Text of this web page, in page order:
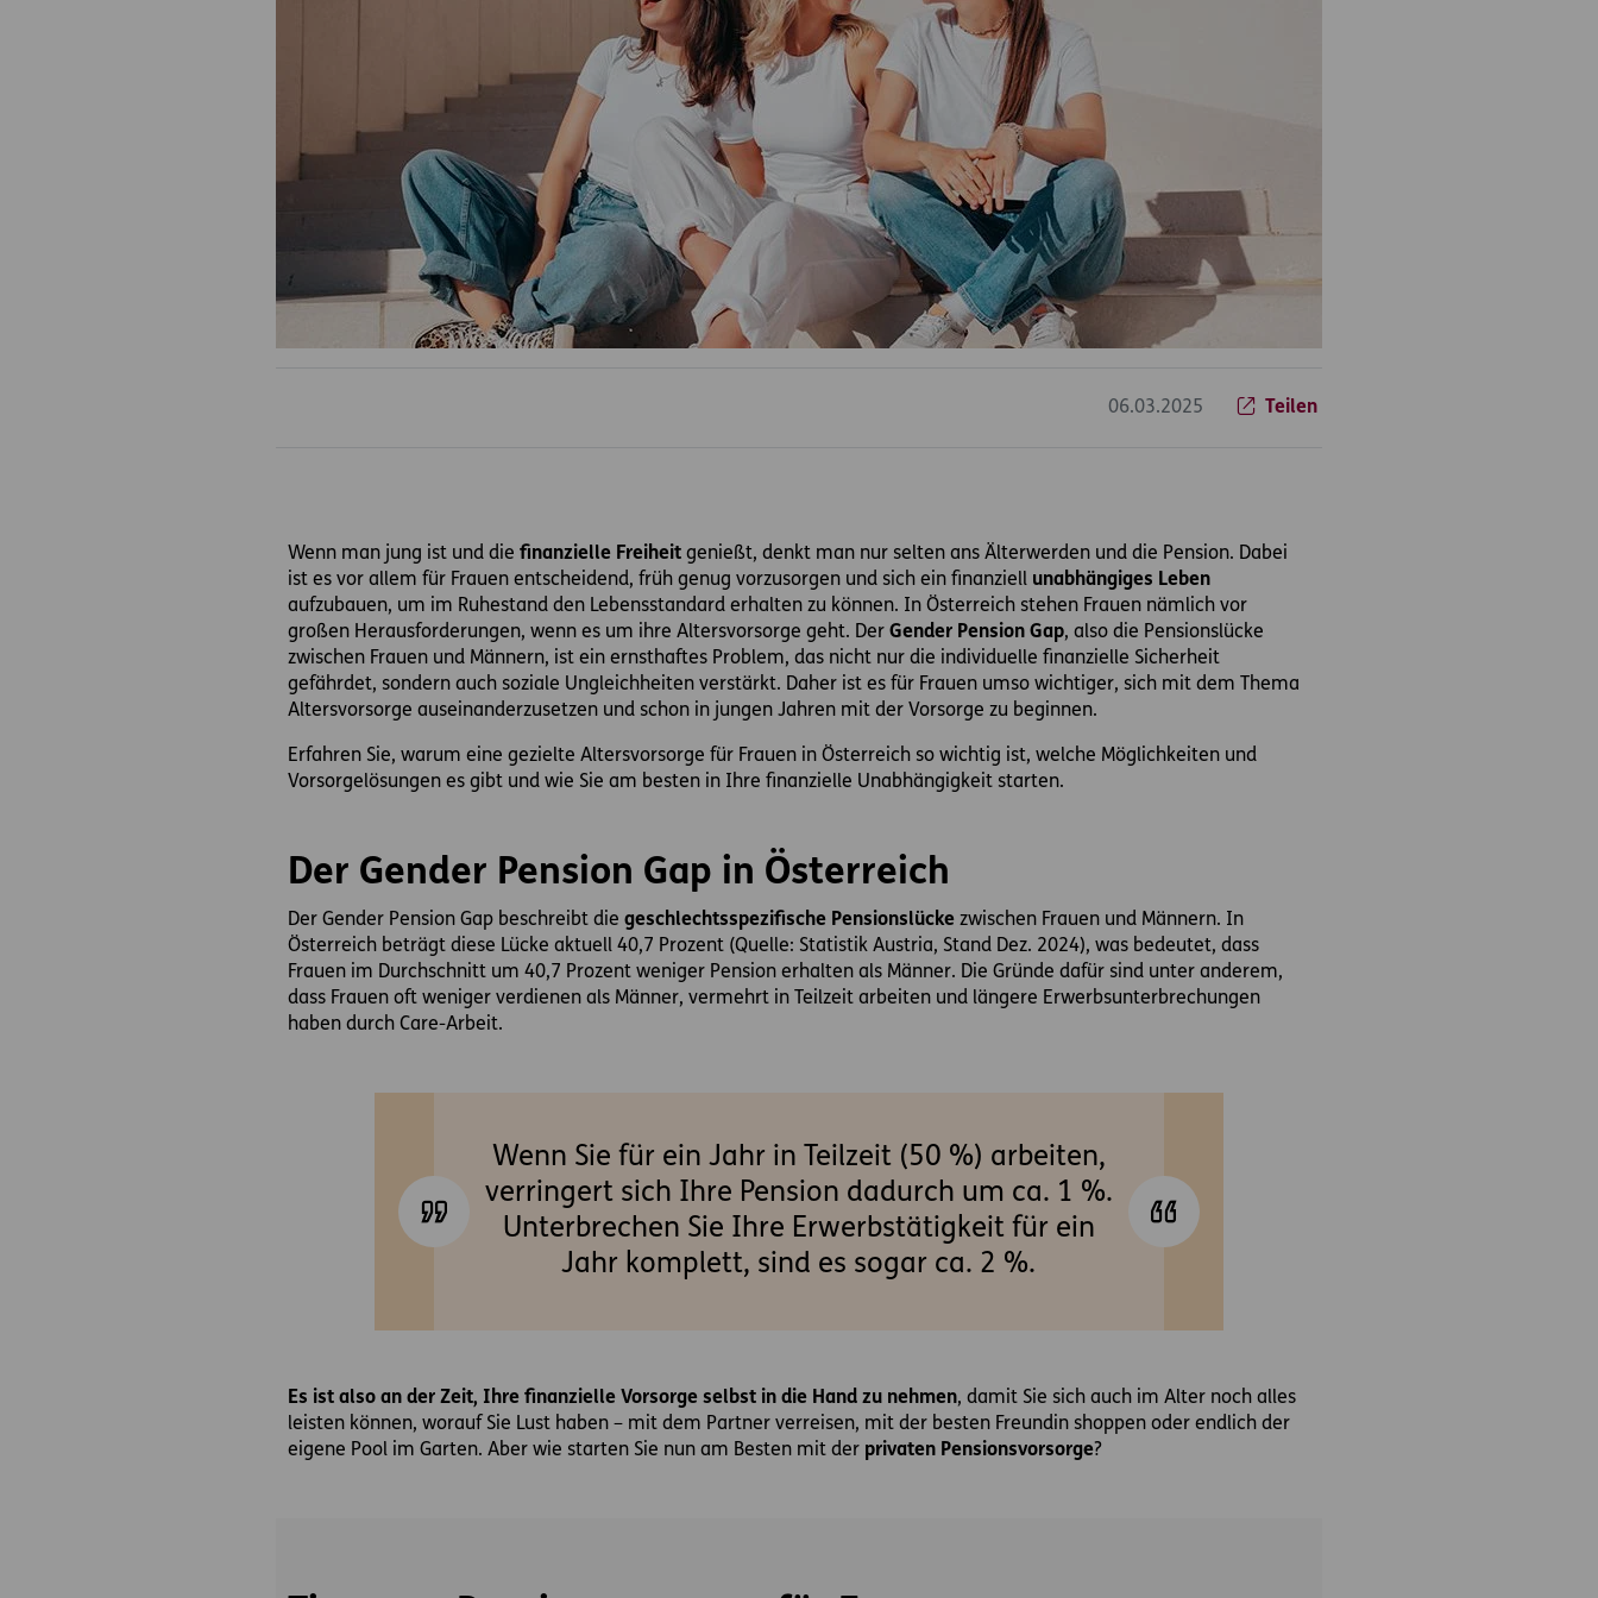
06.03.2025 Teilen
Wenn man jung ist und die finanzielle Freiheit genießt, denkt man nur selten ans Älterwerden und die Pension. Dabei
ist es vor allem für Frauen entscheidend, früh genug vorzusorgen und sich ein finanziell unabhängiges Leben
aufzubauen, um im Ruhestand den Lebensstandard erhalten zu können. In Österreich stehen Frauen nämlich vor
großen Herausforderungen, wenn es um ihre Altersvorsorge geht. Der Gender Pension Gap, also die Pensionslücke
zwischen Frauen und Männern, ist ein ernsthaftes Problem, das nicht nur die individuelle finanzielle Sicherheit
gefährdet, sondern auch soziale Ungleichheiten verstärkt. Daher ist es für Frauen umso wichtiger, sich mit dem Thema
Altersvorsorge auseinanderzusetzen und schon in jungen Jahren mit der Vorsorge zu beginnen.
Erfahren Sie, warum eine gezielte Altersvorsorge für Frauen in Österreich so wichtig ist, welche Möglichkeiten und
Vorsorgelösungen es gibt und wie Sie am besten in Ihre finanzielle Unabhängigkeit starten.
Der Gender Pension Gap in Österreich
Der Gender Pension Gap beschreibt die geschlechtsspezifische Pensionslücke zwischen Frauen und Männern. In
Österreich beträgt diese Lücke aktuell 40,7 Prozent (Quelle: Statistik Austria, Stand Dez. 2024), was bedeutet, dass
Frauen im Durchschnitt um 40,7 Prozent weniger Pension erhalten als Männer. Die Gründe dafür sind unter anderem,
dass Frauen oft weniger verdienen als Männer, vermehrt in Teilzeit arbeiten und längere Erwerbsunterbrechungen
haben durch Care-Arbeit.
Wenn Sie für ein Jahr in Teilzeit (50 %) arbeiten,
verringert sich Ihre Pension dadurch um ca. 1 %.
Unterbrechen Sie Ihre Erwerbstätigkeit für ein
Jahr komplett, sind es sogar ca. 2 %.
Es ist also an der Zeit, Ihre finanzielle Vorsorge selbst in die Hand zu nehmen, damit Sie sich auch im Alter noch alles
leisten können, worauf Sie Lust haben – mit dem Partner verreisen, mit der besten Freundin shoppen oder endlich der
eigene Pool im Garten. Aber wie starten Sie nun am Besten mit der privaten Pensionsvorsorge?